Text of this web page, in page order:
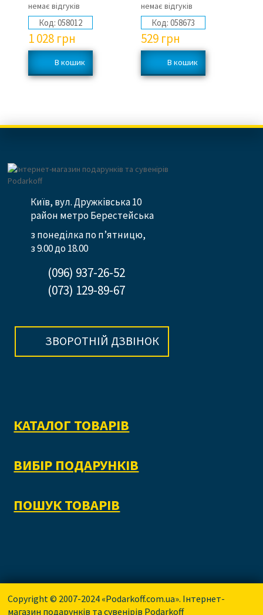
немає відгуків
Код: 058012
1 028 грн
немає відгуків
Код: 058673
529 грн
Київ, вул. Дружківська 10
район метро Берестейська
з понеділка по п’ятницю,
з 9.00 до 18.00
(096) 937-26-52
(073) 129-89-67
ЗВОРОТНІЙ ДЗВІНОК
КАТАЛОГ ТОВАРІВ
ВИБІР ПОДАРУНКІВ
ПОШУК ТОВАРІВ
Copyright © 2007-2024 «Podarkoff.com.ua». Інтернет-
магазин подарунків та сувенірів Podarkoff